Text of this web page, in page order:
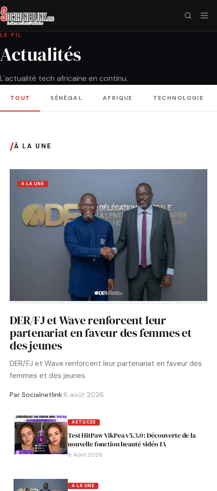
LE FIL
Actualités
L'actualité tech africaine en continu.
TOUT SÉNÉGAL AFRIQUE TECHNOLOGIE
/À LA UNE
A LA UNE
DER/FJ et Wave renforcent leur
partenariat en faveur des femmes et
des jeunes
DER/FJ et Wave renforcent leur partenariat en faveur des
femmes et des jeunes
Par Socialnetlink·6 août 2026
ASTUCES
Test HitPaw VikPea v5.3.0 : Découverte de la
nouvelle fonction beauté vidéo IA
6 Août 2026
A LA UNE